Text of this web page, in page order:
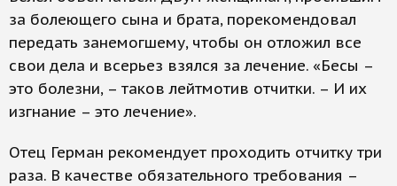
за болеющего сына и брата, порекомендовал
передать занемогшему, чтобы он отложил все
свои дела и всерьез взялся за лечение. «Бесы –
это болезни, – таков лейтмотив отчитки. – И их
изгнание – это лечение».
Отец Герман рекомендует проходить отчитку три
раза. В качестве обязательного требования –